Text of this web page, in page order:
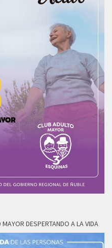
DESPERTANDO A LA VIDA